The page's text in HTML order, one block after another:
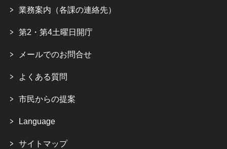
業務案内（各課の連絡先）
第2・第4土曜日開庁
メールでのお問合せ
よくある質問
市民からの提案
Language
サイトマップ